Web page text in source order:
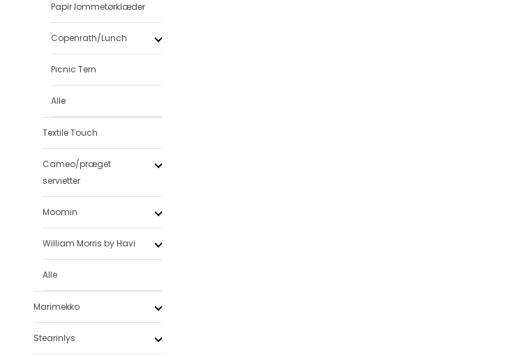
Papir lommetørklæder
Copenrath/Lunch
Picnic Tern
Alle
Textile Touch
Cameo/præget
servietter
Moomin
William Morris by Havi
Alle
Marimekko
Stearinlys